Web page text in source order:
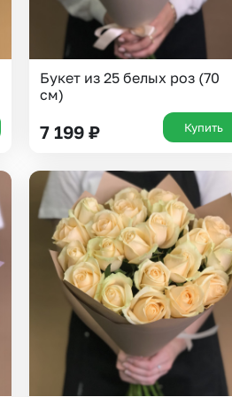
Букет из 25 белых роз (70
см)
7 199 ₽ Купить